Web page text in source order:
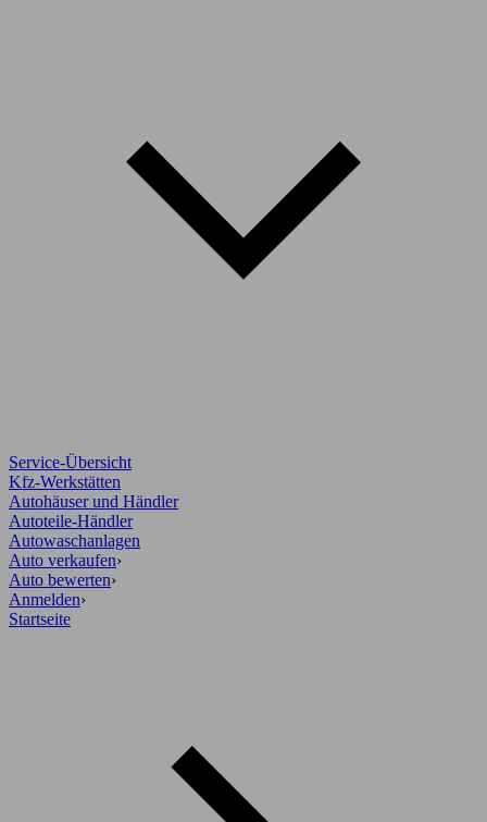
Service-Übersicht
Kfz-Werkstätten
Autohäuser und Händler
Autoteile-Händler
Autowaschanlagen
Auto verkaufen›
Auto bewerten›
Anmelden›
Startseite